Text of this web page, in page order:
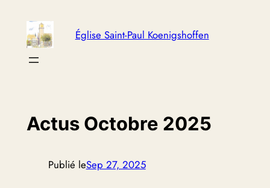
contenu
Église Saint-Paul Koenigshoffen
Actus Octobre 2025
Publié leSep 27, 2025